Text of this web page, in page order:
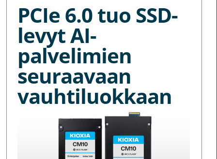
PCIe 6.0 tuo SSD-
levyt AI-
palvelimien
seuraavaan
vauhtiluokkaan